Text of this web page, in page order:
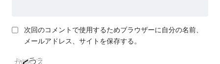
次回のコメントで使用するためブラウザーに自分の名前、
メールアドレス、サイトを保存する。